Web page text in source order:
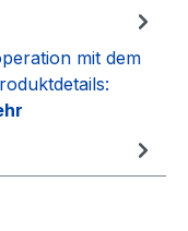
mit dem